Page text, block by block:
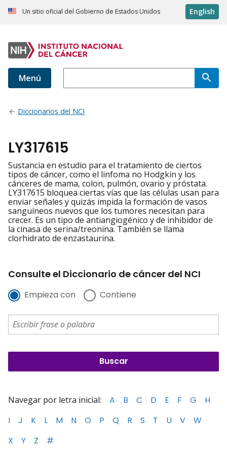
Un sitio oficial del Gobierno de Estados Unidos English
Menú
Diccionarios del NCI
LY317615
Sustancia en estudio para el tratamiento de ciertos
tipos de cáncer, como el linfoma no Hodgkin y los
cánceres de mama, colon, pulmón, ovario y próstata.
LY317615 bloquea ciertas vías que las células usan para
enviar señales y quizás impida la formación de vasos
sanguíneos nuevos que los tumores necesitan para
crecer. Es un tipo de antiangiogénico y de inhibidor de
la cinasa de serina/treonina. También se llama
clorhidrato de enzastaurina.
Consulte el Diccionario de cáncer del NCI
Empieza con Contiene
Navegar por letra inicial: A B C D E F G
H
I
J K L M N O P Q R S T U V
W
X
Y Z #